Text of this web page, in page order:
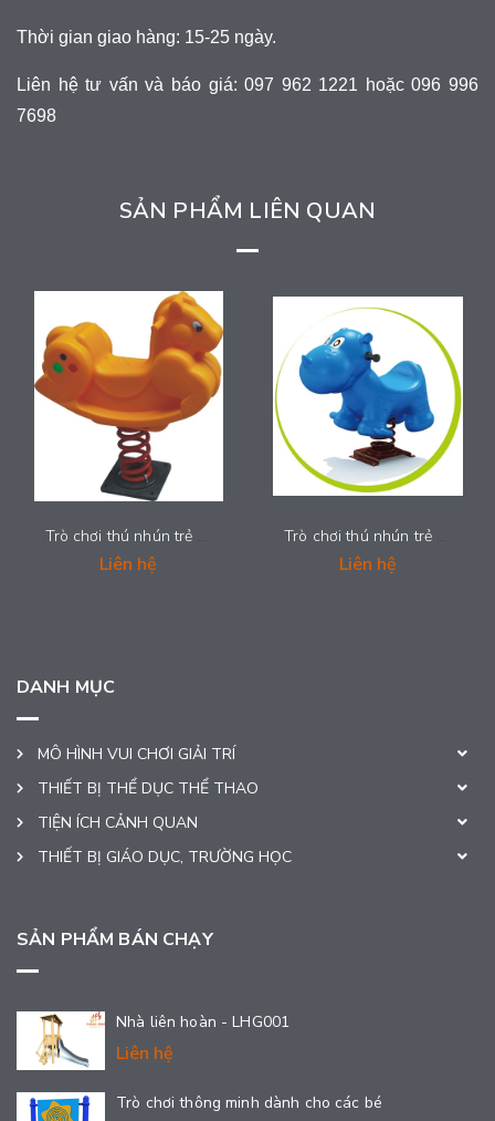
Thời gian giao hàng: 15-25 ngày.
Liên hệ tư vấn và báo giá: 097 962 1221 hoặc 096 996
7698
SẢN PHẨM LIÊN QUAN
Trò chơi thú nhún trẻ em - LDPE-002
Liên hệ
Trò chơi thú nhún trẻ em - LDPE-001
Liên hệ
DANH MỤC
MÔ HÌNH VUI CHƠI GIẢI TRÍ
THIẾT BỊ THỂ DỤC THỂ THAO
TIỆN ÍCH CẢNH QUAN
THIẾT BỊ GIÁO DỤC, TRƯỜNG HỌC
SẢN PHẨM BÁN CHẠY
Nhà liên hoàn - LHG001
Liên hệ
Trò chơi thông minh dành cho các bé